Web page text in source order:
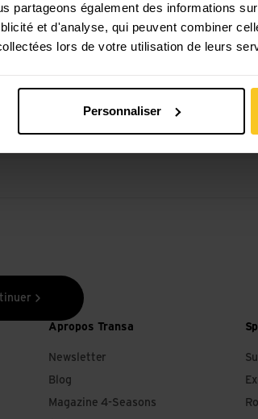
partageons également des informations
et d'analyse, qui peuvent combiner
lors de votre utilisation de leurs
Personnaliser
encore
Apropos Transa
Newsletter
Blog
Magazine 4-Seasons